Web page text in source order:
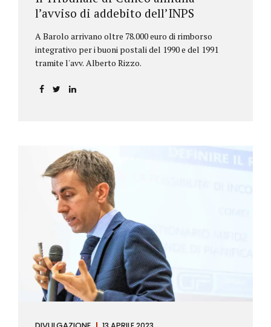
l’avviso di addebito dell’INPS
A Barolo arrivano oltre 78.000 euro di rimborso
integrativo per i buoni postali del 1990 e del 1991
tramite l'avv. Alberto Rizzo.